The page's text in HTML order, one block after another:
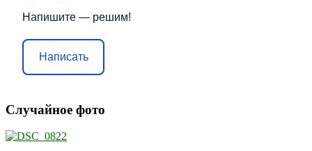
Напишите — решим!
Написать
Случайное фото